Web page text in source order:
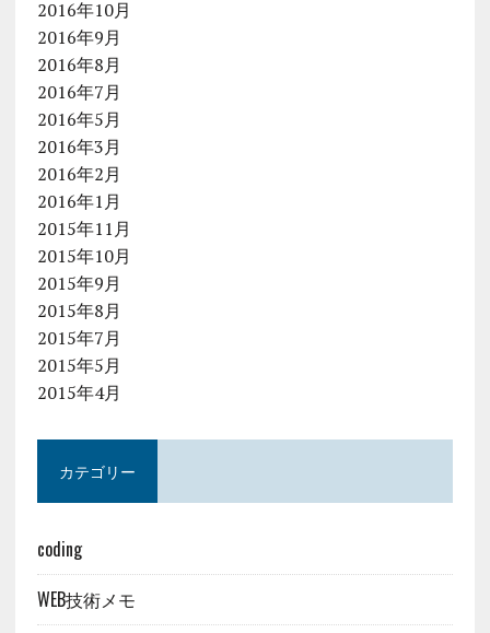
2016年10月
2016年9月
2016年8月
2016年7月
2016年5月
2016年3月
2016年2月
2016年1月
2015年11月
2015年10月
2015年9月
2015年8月
2015年7月
2015年5月
2015年4月
カテゴリー
coding
WEB技術メモ